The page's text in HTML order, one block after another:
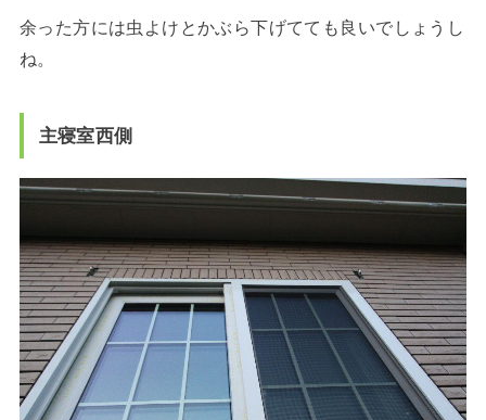
余った方には虫よけとかぶら下げてても良いでしょうし
ね。
主寝室西側